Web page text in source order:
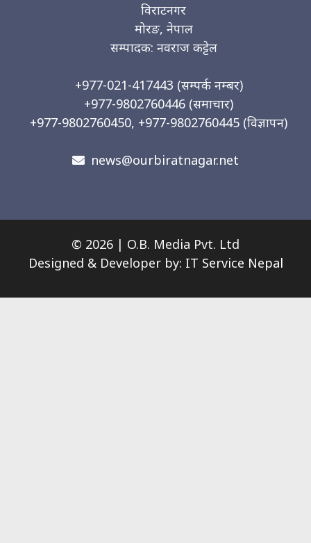
विराटनगर
मोरङ, नेपाल
सम्पादक: नवराज कट्टेल
+977-021-417443 (सम्पर्क नम्बर)
+977-9802760446 (समाचार)
+977-9802760450, +977-9802760445 (विज्ञापन)
news@ourbiratnagar.net
© 2026 | O.B. Media Pvt. Ltd
Designed & Developer by: IT Service Nepal